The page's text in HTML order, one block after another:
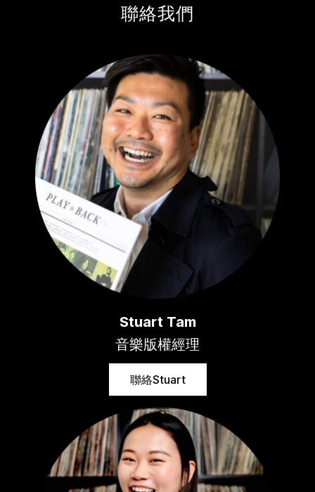
聯絡我們
Stuart Tam
音樂版權經理
聯絡Stuart